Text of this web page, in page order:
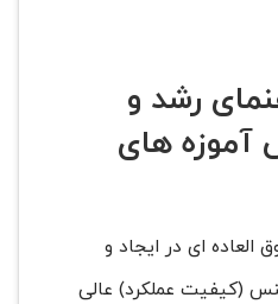
رشد و
آموزه های
العاده ای در ایجاد و
(کیفیت عملکرد) عالی